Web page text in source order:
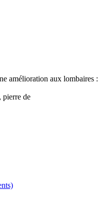
amélioration aux lombaires :
pierre de